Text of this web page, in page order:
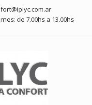
de 7.00hs a 13.00hs